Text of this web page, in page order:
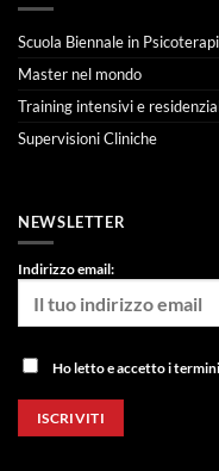
Scuola Biennale in
Master nel mondo
Training intensivi e
Supervisioni Cliniche
NEWSLETTER
Indirizzo email:
Ho letto e accetto i